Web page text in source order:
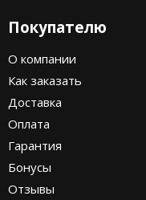
Покупателю
О компании
Как заказать
Доставка
Оплата
Гарантия
Бонусы
Отзывы